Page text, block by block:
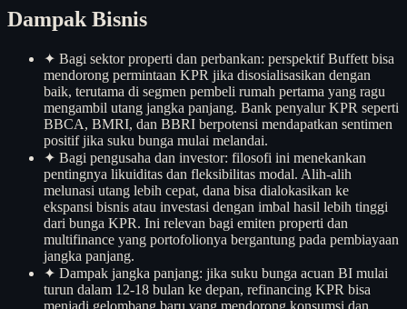
Dampak Bisnis
✦ Bagi sektor properti dan perbankan: perspektif Buffett bisa
mendorong permintaan KPR jika disosialisasikan dengan
baik, terutama di segmen pembeli rumah pertama yang ragu
mengambil utang jangka panjang. Bank penyalur KPR seperti
BBCA, BMRI, dan BBRI berpotensi mendapatkan sentimen
positif jika suku bunga mulai melandai.
✦ Bagi pengusaha dan investor: filosofi ini menekankan
pentingnya likuiditas dan fleksibilitas modal. Alih-alih
melunasi utang lebih cepat, dana bisa dialokasikan ke
ekspansi bisnis atau investasi dengan imbal hasil lebih tinggi
dari bunga KPR. Ini relevan bagi emiten properti dan
multifinance yang portofolionya bergantung pada pembiayaan
jangka panjang.
✦ Dampak jangka panjang: jika suku bunga acuan BI mulai
turun dalam 12-18 bulan ke depan, refinancing KPR bisa